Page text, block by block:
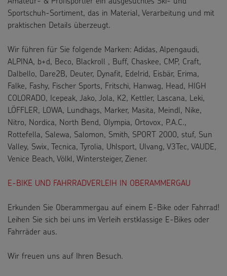
Sportschuh-Sortiment, das in Material, Verarbeitung und mit
praktischen Details überzeugt.
Wir führen für Sie folgende Marken: Adidas, Alpengaudi,
ALPINA, b+d, Beco, Blackroll , Buff, Chaskee, CMP, Craft,
Dalbello, Dare2B, Deuter, Dynafit, Edelrid, Eisbär, Erima,
Falke, Fashy, Fischer Sports, Fritschi, Hanwag, Head, HIGH
COLORADO, Icepeak, Jako, Jola, K2, Kettler, Lascana, Leki,
LÖFFLER, LOWA, Lundhags, Marker, Masita, Meindl, Nike,
Nitro, Nordica, North Bend, Olympia, Ortovox, P.A.C.,
Rottefella, Salewa, Salomon, Smith, SPORT 2000, stuf, Sun
Valley, Swix, Tecnica, Tyrolia, Uhlsport, Ulvang, V3Tec, VAUDE,
Venice Beach, Völkl, Wintersteiger, Ziener.
E-BIKE UND FAHRRADVERLEIH IN OBERAMMERGAU
Erkunden Sie Oberammergau auf einem E-Bike oder Fahrrad!
Leihen Sie sich bei uns im Verleih erstklassige E-Bikes oder
Fahrräder aus.
Wir freuen uns auf Ihren Besuch.